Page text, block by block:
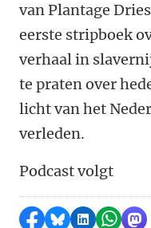
van Plantage
eerste stripboek
verhaal in
te praten over
licht van het
verleden.
Podcast volgt
Delen op Facebook
Delen viaDelen op
Delen